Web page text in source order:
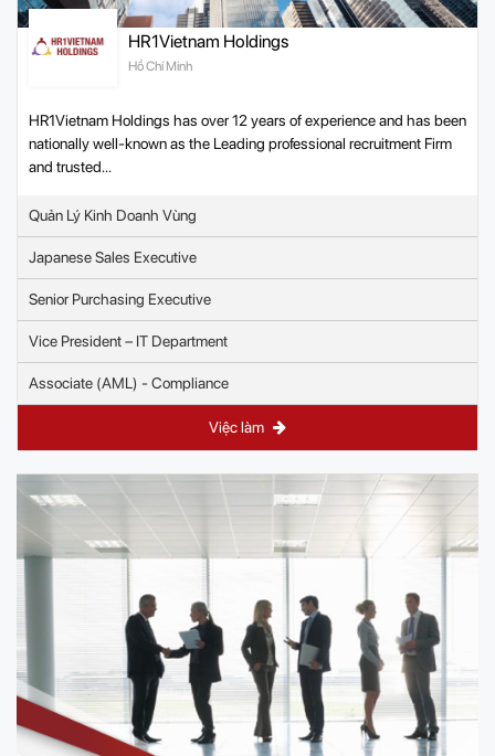
HR1Vietnam Holdings
Hồ Chí Minh
HR1Vietnam Holdings has over 12 years of experience and has been
nationally well-known as the Leading professional recruitment Firm
and trusted...
Quản Lý Kinh Doanh Vùng
Japanese Sales Executive
Senior Purchasing Executive
Vice President – IT Department
Associate (AML) - Compliance
Việc làm